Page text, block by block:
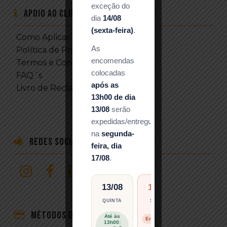
Apoio ao Cliente
Como Aplicar DTF
Política de Privacidade
Termos e Condições
FAQ´s
Livro de Reclamações
Redes Sociais
Métodos de Pagamento
exceção do
dia 14/08
(sexta-feira).
As
encomendas
colocadas
após as
13h00 de dia
13/08 serão
expedidas/entregues
na segunda-
feira, dia
17/08.
13/08
QUINTA
Até às
13h00:
14/08
SEXTA
Encerrado